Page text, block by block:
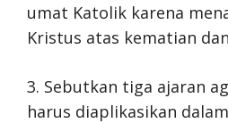
umat Katolik karena
Kristus atas kematian
3. Sebutkan tiga ajaran
harus diaplikasikan